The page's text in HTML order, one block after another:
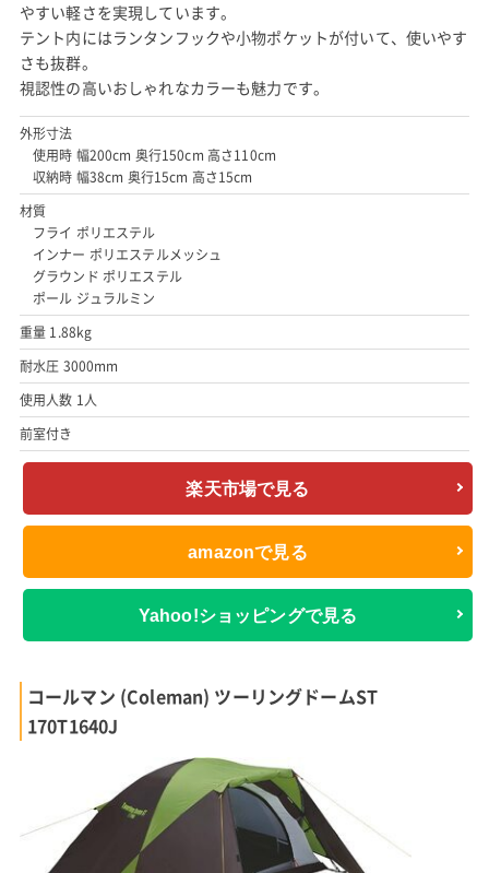
やすい軽さを実現しています。
テント内にはランタンフックや小物ポケットが付いて、使いやす
さも抜群。
視認性の高いおしゃれなカラーも魅力です。
外形寸法
使用時 幅200cm 奥行150cm 高さ110cm
収納時 幅38cm 奥行15cm 高さ15cm
材質
フライ ポリエステル
インナー ポリエステルメッシュ
グラウンド ポリエステル
ポール ジュラルミン
重量 1.88kg
耐水圧 3000mm
使用人数 1人
前室付き
楽天市場で見る
amazonで見る
Yahoo!ショッピングで見る
コールマン (Coleman) ツーリングドームST
170T1640J